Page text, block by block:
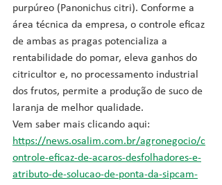
purpúreo (Panonichus citri). Conforme a
área técnica da empresa, o controle eficaz
de ambas as pragas potencializa a
rentabilidade do pomar, eleva ganhos do
citricultor e, no processamento industrial
dos frutos, permite a produção de suco de
laranja de melhor qualidade.
Vem saber mais clicando aqui:
https://news.osalim.com.br/agronegocio/c
ontrole-eficaz-de-acaros-desfolhadores-e-
atributo-de-solucao-de-ponta-da-sipcam-